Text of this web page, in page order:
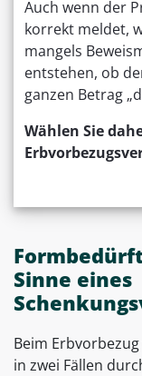
Auch wenn der
korrekt meldet,
mangels
entstehen, ob
ganzen Betrag
Wählen Sie
Sinne eines
Beim
in zwei Fällen